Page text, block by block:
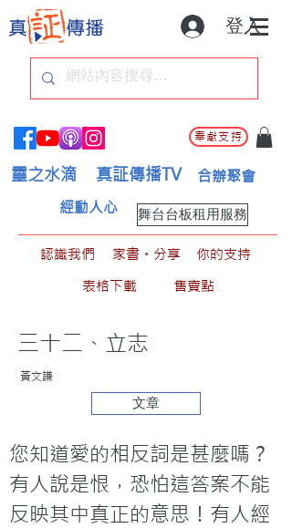
登入
奉獻支持
靈之水滴 真証傳播TV 合辦聚會
舞台台板租用服務
經動人心
認識我們 家書。分享
你的支持
表格下載
售賣點
三十二、立志
黃文謙
文章
您知道愛的相反詞是甚麼嗎？
有人說是恨，恐怕這答案不能
反映其中真正的意思！有人經